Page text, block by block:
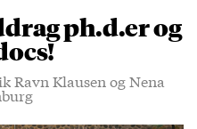
ph.d.er og
Ravn Klausen og Nena